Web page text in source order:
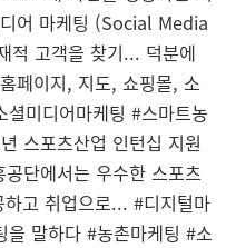
어 마케팅 (Social Media
고객을 찾기... 덕분에
페이지, 지도, 쇼핑몰, 소
미디어마케팅 #스마트농
스포츠산업 인턴십 지원
단에서는 우수한 스포츠
고 취업으로... #디지털마
을 말하다 #농촌마케팅 #소